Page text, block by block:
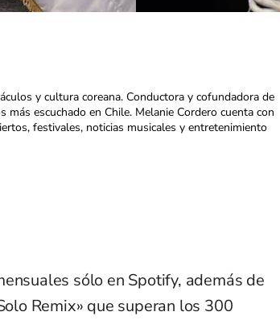
y cultura coreana. Conductora y cofundadora de
escuchado en Chile. Melanie Cordero cuenta con
festivales, noticias musicales y entretenimiento
sólo en Spotify, además de
Remix» que superan los 300